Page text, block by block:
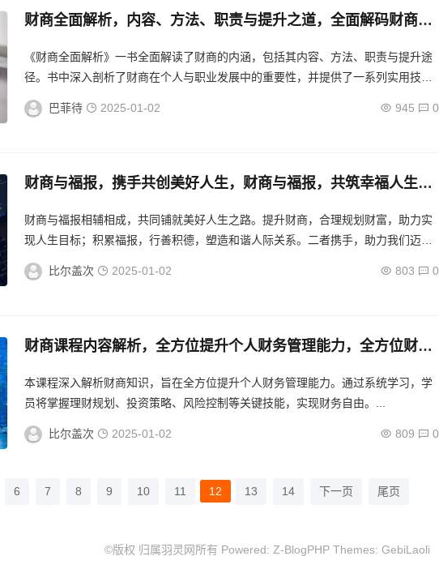
财商全面解析，内容、方法、职责与提升之道，全面解码财商，
《财商全面解析》一书全面解读了财商的内涵，包括其内容、方法、职责与提升途
径。书中深入剖析了财商在个人与职业发展中的重要性，并提供了一系列实用技巧
和策略，帮助读者提升理财能力，实现财务自由。...
巴菲待
2025-01-02 945 0
财商与福报，携手共创美好人生，财商与福报，共筑幸福人生之
财商与福报相辅相成，共同铺就美好人生之路。提升财商，合理规划财富，助力实
现人生目标；积累福报，行善积德，塑造和谐人际关系。二者携手，助力我们迈向
幸福人生。...
比尔盖次
2025-01-02 803 0
财商课程内容解析，全方位提升个人财务管理能力，全方位财商
本课程深入解析财商知识，旨在全方位提升个人财务管理能力。通过系统学习，学
员将掌握理财规划、投资策略、风险控制等关键技能，实现财务自由。...
比尔盖次 2025-01-02 809 0
6 7 8 9 10 11 12 13 14 下一页 尾页
©版权 归属羽灵网所有 Powered: Z-BlogPHP Themes: GebiLaoli